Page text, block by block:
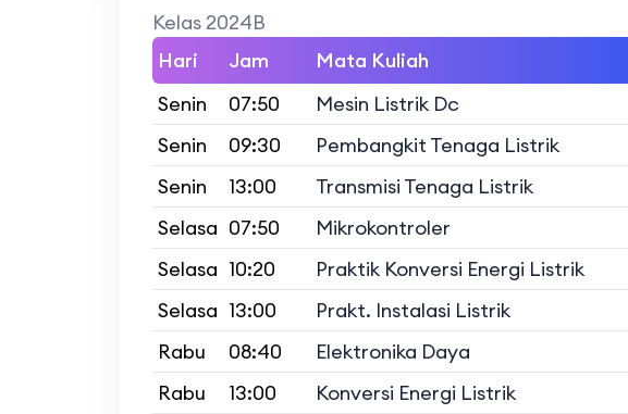
Kelas 2024B
Hari
Jam
Mata Kuliah
Senin
07:50
Mesin Listrik Dc
Senin
09:30
Pembangkit Tenaga Listrik
Senin
13:00
Transmisi Tenaga Listrik
Selasa 07:50
Mikrokontroler
Selasa 10:20
Praktik Konversi Energi Listrik
Selasa 13:00
Prakt. Instalasi Listrik
Rabu
08:40
Elektronika Daya
Rabu
13:00
Konversi Energi Listrik